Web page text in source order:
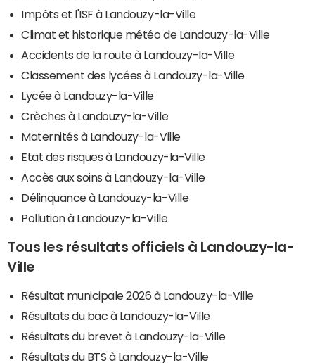
Impôts et l'ISF à Landouzy-la-Ville
Climat et historique météo de Landouzy-la-Ville
Accidents de la route à Landouzy-la-Ville
Classement des lycées à Landouzy-la-Ville
Lycée à Landouzy-la-Ville
Crèches à Landouzy-la-Ville
Maternités à Landouzy-la-Ville
Etat des risques à Landouzy-la-Ville
Accès aux soins à Landouzy-la-Ville
Délinquance à Landouzy-la-Ville
Pollution à Landouzy-la-Ville
Tous les résultats officiels à Landouzy-la-
Ville
Résultat municipale 2026 à Landouzy-la-Ville
Résultats du bac à Landouzy-la-Ville
Résultats du brevet à Landouzy-la-Ville
Résultats du BTS à Landouzy-la-Ville